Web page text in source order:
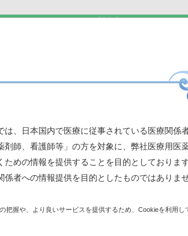
は、日本国内で医療に従事されている医療関係
剤師、看護師等」の方を対象に、弊社医療用医
めの情報を提供することを目的としております
係者への情報提供を目的としたものではありま
把握や、より良いサービスを提供するため、Cookieを利用し